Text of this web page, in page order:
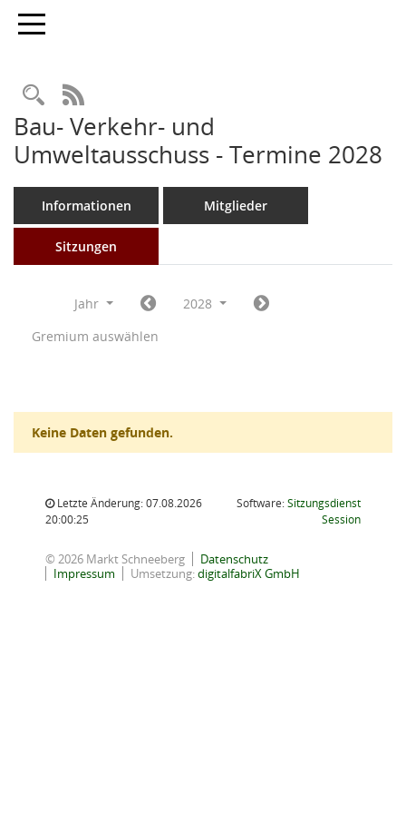
Toggle navigation
Rechercheauswahl
RSS-Feed
Bau- Verkehr- und
Umweltausschuss - Termine 2028
Informationen Mitglieder
Sitzungen
Jahr
2028
Gremium auswählen
Keine Daten gefunden.
Letzte Änderung: 07.08.2026
20:00:25
Software:Sitzungsdienst
Session(Wird in
© 2026 Markt Schneeberg
Datenschutz
Impressum
Umsetzung:digitalfabriX GmbH